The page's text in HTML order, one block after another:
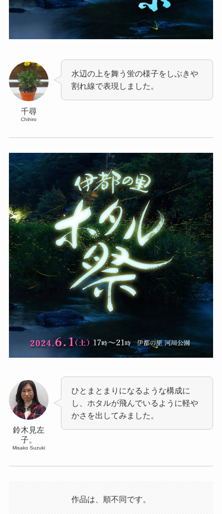
千尋
Chihiro
水辺の上を舞う蛍の様子をしぶきや
割れ線で表現しました。
鈴木見左
子。
Misako Suzuki
ひとまとまりになるような構成に
し、ホタルが飛んでいるように軽や
かさを出してみました。
作品は、順不同です。